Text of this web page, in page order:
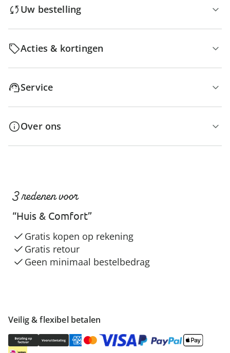
Uw bestelling
Acties & kortingen
Service
Over ons
Veilig & flexibel betalen
3 redenen voor
“Huis & Comfort”
Gratis kopen op rekening
Gratis retour
Geen minimaal bestelbedrag